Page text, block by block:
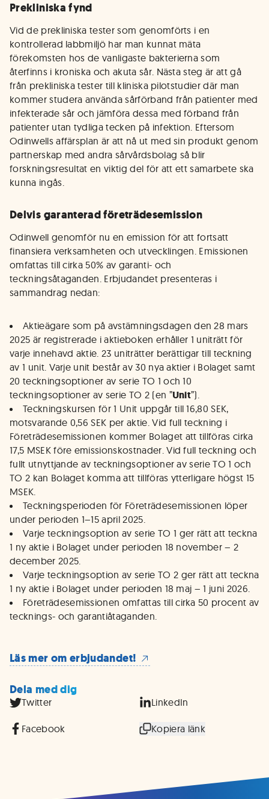
Prekliniska fynd
Vid de prekliniska tester som genomförts i en
kontrollerad labbmiljö har man kunnat mäta
förekomsten hos de vanligaste bakterierna som
återfinns i kroniska och akuta sår. Nästa steg är att gå
från prekliniska tester till kliniska pilotstudier där man
kommer studera använda sårförband från patienter med
infekterade sår och jämföra dessa med förband från
patienter utan tydliga tecken på infektion. Eftersom
Odinwells affärsplan är att nå ut med sin produkt genom
partnerskap med andra sårvårdsbolag så blir
forskningsresultat en viktig del för att ett samarbete ska
kunna ingås.
Delvis garanterad företrädesemission
Odinwell genomför nu en emission för att fortsatt
finansiera verksamheten och utvecklingen. Emissionen
omfattas till cirka 50% av garanti- och
teckningsåtaganden. Erbjudandet presenteras i
sammandrag nedan:
Aktieägare som på avstämningsdagen den 28 mars
2025 är registrerade i aktieboken erhåller 1 uniträtt för
varje innehavd aktie. 23 uniträtter berättigar till teckning
av 1 unit. Varje unit består av 30 nya aktier i Bolaget samt
20 teckningsoptioner av serie TO 1 och 10
teckningsoptioner av serie TO 2 (en ”Unit”).
Teckningskursen för 1 Unit uppgår till 16,80 SEK,
motsvarande 0,56 SEK per aktie. Vid full teckning i
Företrädesemissionen kommer Bolaget att tillföras cirka
17,5 MSEK före emissionskostnader. Vid full teckning och
fullt utnyttjande av teckningsoptioner av serie TO 1 och
TO 2 kan Bolaget komma att tillföras ytterligare högst 15
MSEK.
Teckningsperioden för Företrädesemissionen löper
under perioden 1–15 april 2025.
Varje teckningsoption av serie TO 1 ger rätt att teckna
1 ny aktie i Bolaget under perioden 18 november – 2
december 2025.
Varje teckningsoption av serie TO 2 ger rätt att teckna
1 ny aktie i Bolaget under perioden 18 maj – 1 juni 2026.
Företrädesemissionen omfattas till cirka 50 procent av
tecknings- och garantiåtaganden.
Läs mer om erbjudandet!
Dela med dig
Twitter LinkedIn
Facebook Kopiera länk